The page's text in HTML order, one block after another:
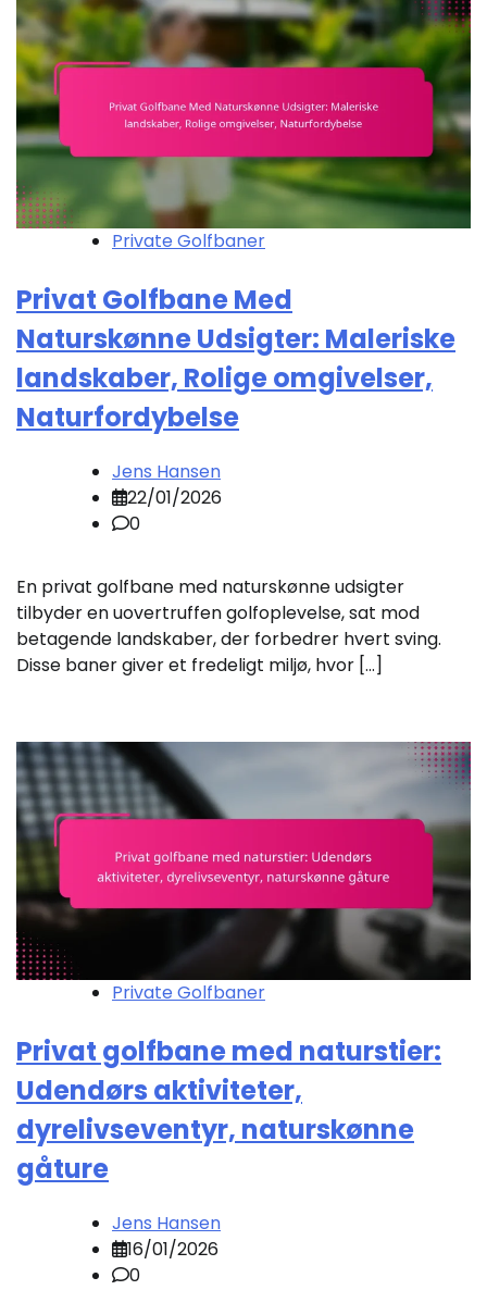
Private Golfbaner
Privat Golfbane Med
Naturskønne Udsigter: Maleriske
landskaber, Rolige omgivelser,
Naturfordybelse
Jens Hansen
22/01/2026
0
En privat golfbane med naturskønne udsigter
tilbyder en uovertruffen golfoplevelse, sat mod
betagende landskaber, der forbedrer hvert sving.
Disse baner giver et fredeligt miljø, hvor […]
Private Golfbaner
Privat golfbane med naturstier:
Udendørs aktiviteter,
dyrelivseventyr, naturskønne
gåture
Jens Hansen
16/01/2026
0